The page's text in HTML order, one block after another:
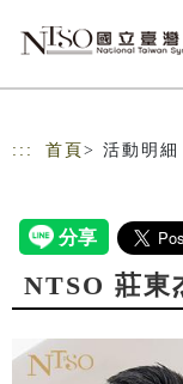
::: 首頁 > 活動明細
NTSO 莊東